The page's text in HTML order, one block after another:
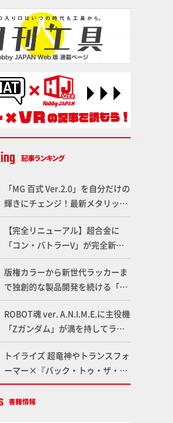
「MG 百式 Ver.2.0」を自分だけの
輝きにチェンジ！最新メタリック
塗料を使ってより金属感を増した
仕上がりに!!【試し読み】
【完全リニューアル】超合金に
「コン・バトラーV」が完全新規
造形で登場！気になる仕様を試作
品の撮り下ろしでご紹介!!さらに
「大鉄人17」＆「ワンエイト」セ
ット情報もお届け！【超合金の
魂】
版権カラーから新世代ラッカーま
で独創的な製品開発を続ける「ガ
イアノーツ」に塗料開発の裏側と
ラッカー塗料の未来についてイン
タビュー！
ROBOT魂 ver. A.N.I.M.E.に主役機
「Zガンダム」が満を持してライ
ンナップ！ウェイブライダーへの
変形、劇中どおりのプロポーショ
ンを再現【機動戦士Zガンダム】
トイライズ 超竜神やトランスフォ
ーマー×『バック・トゥ・ザ・フ
ューチャー』コラボアイテムな
ど、タカラトミーの注目アイテム